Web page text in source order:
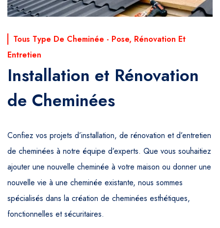
Tous Type De Cheminée - Pose, Rénovation Et
Entretien
Installation et Rénovation
de Cheminées
Confiez vos projets d’installation, de rénovation et d’entretien
de cheminées à notre équipe d’experts. Que vous souhaitiez
ajouter une nouvelle cheminée à votre maison ou donner une
nouvelle vie à une cheminée existante, nous sommes
spécialisés dans la création de cheminées esthétiques,
fonctionnelles et sécuritaires.